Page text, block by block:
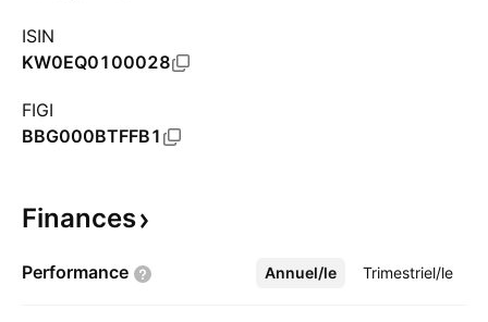
ISIN
KW0EQ0100028
FIGI
BBG000BTFFB1
Finances
Performance Annuel/le Trimestriel/le
Plus